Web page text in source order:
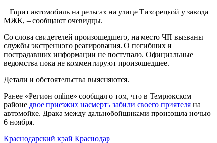
– Горит автомобиль на рельсах на улице Тихорецкой у завода
МЖК, – сообщают очевидцы.
Со слова свидетелей произошедшего, на место ЧП вызваны
службы экстренного реагирования. О погибших и
пострадавших информации не поступало. Официальные
ведомства пока не комментируют произошедшее.
Детали и обстоятельства выясняются.
Ранее «Регион online» сообщал о том, что в Темрюкском
районе двое приезжих насмерть забили своего приятеля на
автомойке. Драка между дальнобойщиками произошла ночью
6 ноября.
Краснодарский край Краснодар